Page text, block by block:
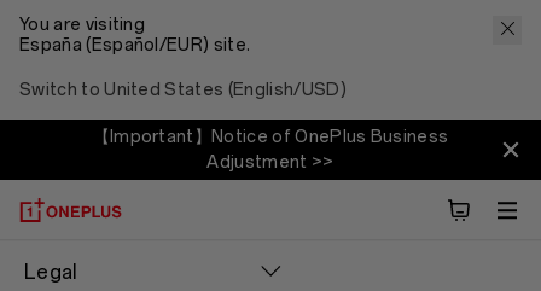
You are visiting
España (Español/EUR) site.
Switch to United States (English/USD)
【Important】Notice of OnePlus Business
Adjustment >>
Legal